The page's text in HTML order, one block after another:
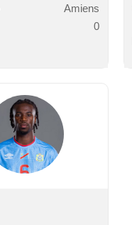
Amiens
0